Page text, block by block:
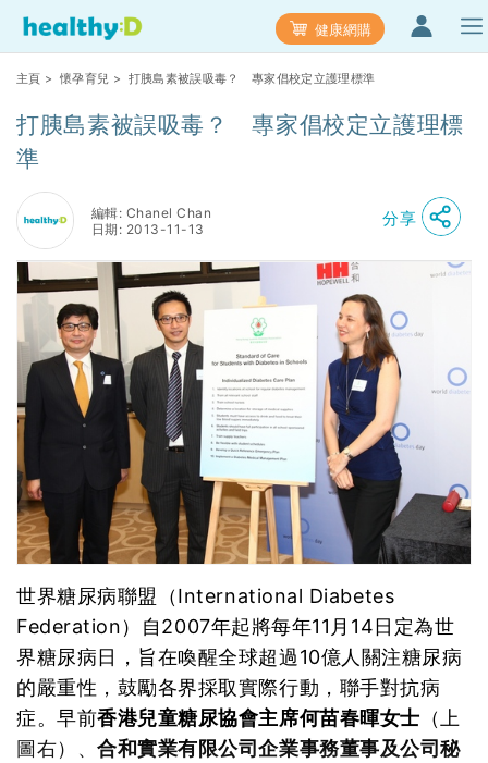
健康網購
主頁 > 懷孕育兒 > 打胰島素被誤吸毒？ 專家倡校定立護理標準
打胰島素被誤吸毒？ 專家倡校定立護理標
準
編輯: Chanel Chan
日期: 2013-11-13
分享
世界糖尿病聯盟（International Diabetes
Federation）自2007年起將每年11月14日定為世
界糖尿病日，旨在喚醒全球超過10億人關注糖尿病
的嚴重性，鼓勵各界採取實際行動，聯手對抗病
症。早前香港兒童糖尿協會主席何苗春暉女士 （上
圖右）、合和實業有限公司企業事務董事及公司秘